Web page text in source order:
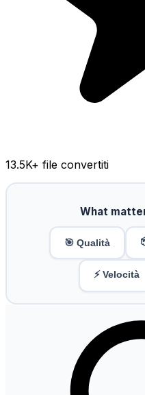
13.5K+ file convertiti
What
🎯 Qualità
⚡ Velocità